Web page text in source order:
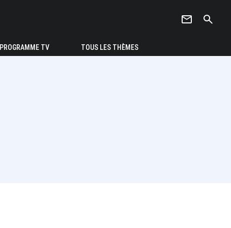
newsletter search
PROGRAMME TV TOUS LES THÈMES